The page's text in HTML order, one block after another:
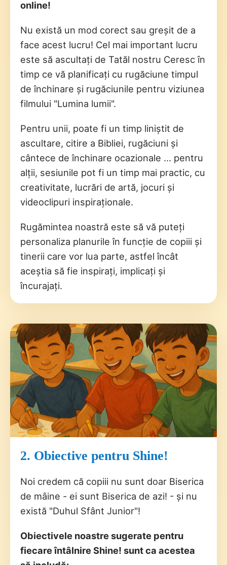
online!
Nu există un mod corect sau greșit de a
face acest lucru! Cel mai important lucru
este să ascultați de Tatăl nostru Ceresc în
timp ce vă planificați cu rugăciune timpul
de închinare și rugăciunile pentru viziunea
filmului "Lumina lumii".
Pentru unii, poate fi un timp liniștit de
ascultare, citire a Bibliei, rugăciuni și
cântece de închinare ocazionale ... pentru
alții, sesiunile pot fi un timp mai practic, cu
creativitate, lucrări de artă, jocuri și
videoclipuri inspiraționale.
Rugămintea noastră este să vă puteți
personaliza planurile în funcție de copiii și
tinerii care vor lua parte, astfel încât
aceștia să fie inspirați, implicați și
încurajați.
2. Obiective pentru Shine!
Noi credem că copiii nu sunt doar Biserica
de mâine - ei sunt Biserica de azi! - și nu
există "Duhul Sfânt Junior"!
Obiectivele noastre sugerate pentru
fiecare întâlnire Shine! sunt ca acestea